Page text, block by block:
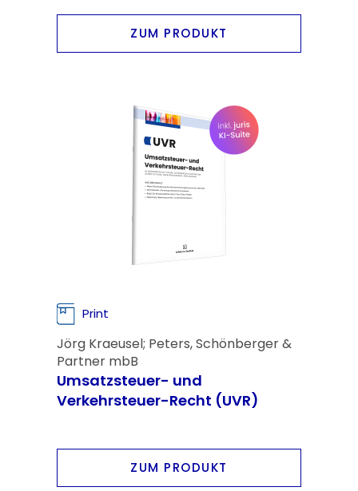
ZUM PRODUKT
Print
Jörg Kraeusel; Peters, Schönberger &
Partner mbB
Umsatzsteuer- und
Verkehrsteuer-Recht (UVR)
ZUM PRODUKT